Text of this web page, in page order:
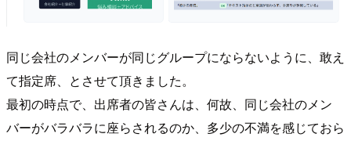
同じ会社のメンバーが同じグループにならないように、敢え
て指定席、とさせて頂きました。
最初の時点で、出席者の皆さんは、何故、同じ会社のメン
バーがバラバラに座らされるのか、多少の不満を感じておら